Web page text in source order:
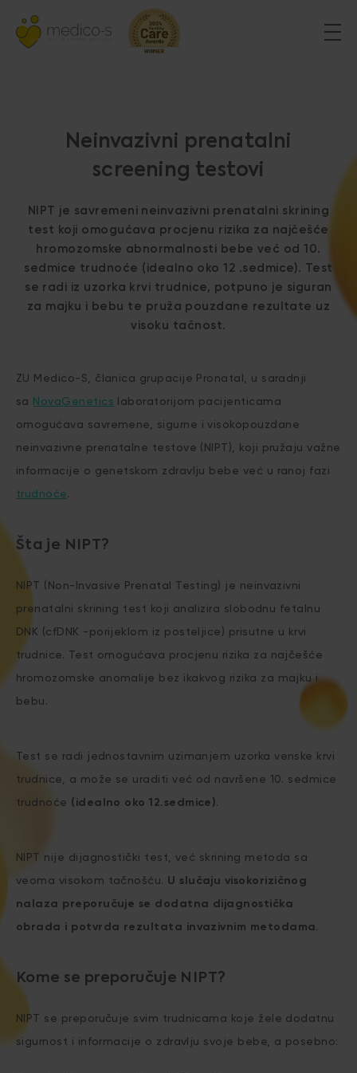
Neinvazivni prenatalni
screening testovi
NIPT je savremeni neinvazivni prenatalni skrining
test koji omogućava procjenu rizika za najčešće
hromozomske abnormalnosti bebe već od 10.
sedmice trudnoće (idealno oko 12 .sedmice). Test
se radi iz uzorka krvi trudnice, potpuno je siguran
za majku i bebu te pruža pouzdane rezultate uz
visoku tačnost.
ZU Medico-S, članica grupacije Pronatal, u saradnji
sa NovaGenetics laboratorijom pacijenticama
omogućava savremene, sigurne i visokopouzdane
neinvazivne prenatalne testove (NIPT), koji pružaju važne
informacije o genetskom zdravlju bebe već u ranoj fazi
trudnoće.
Šta je NIPT?
NIPT (Non-Invasive Prenatal Testing) je neinvazivni
prenatalni skrining test koji analizira slobodnu fetalnu
DNK (cfDNK -porijeklom iz posteljice) prisutne u krvi
trudnice. Test omogućava procjenu rizika za najčešće
hromozomske anomalije bez ikakvog rizika za majku i
bebu.
Test se radi jednostavnim uzimanjem uzorka venske krvi
trudnice, a može se uraditi već od navršene 10. sedmice
trudnoće (idealno oko 12.sedmice).
NIPT nije dijagnostički test, već skrining metoda sa
veoma visokom tačnošću. U slučaju visokorizičnog
nalaza preporučuje se dodatna dijagnostička
obrada i potvrda rezultata invazivnim metodama.
Kome se preporučuje NIPT?
NIPT se preporučuje svim trudnicama koje žele dodatnu
sigurnost i informacije o zdravlju svoje bebe, a posebno: